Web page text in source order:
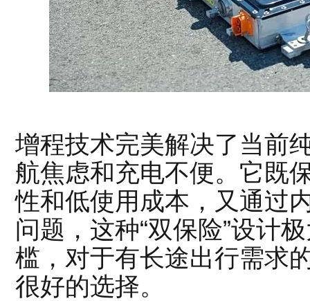
增程技术完美解决了当
航焦虑和充电不便。它既
性和低使用成本，又通过
问题，这种“双保险”设计
槛，对于有长途出行需求
很好的选择。